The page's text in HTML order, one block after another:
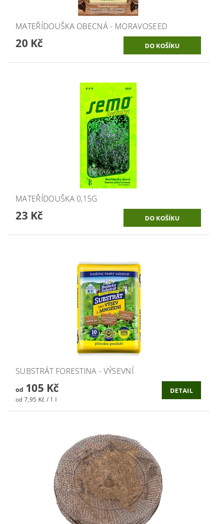
MATEŘÍDOUŠKA OBECNÁ - MORAVOSEED
20 Kč
MATEŘÍDOUŠKA 0,15G
23 Kč
SUBSTRÁT FORESTINA - VÝSEVNÍ
od105 Kč
od 7,95 Kč / 1 l
DETAIL